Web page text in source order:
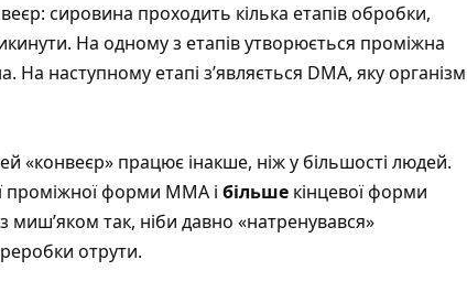
сировина проходить кілька етапів обробки,
На одному з етапів утворюється проміжна
наступному етапі з’являється DMA, яку організм
«конвеєр» працює інакше, ніж у більшості людей.
проміжної форми MMA і більше кінцевої форми
миш’яком так, ніби давно «натренувався»
отрути.